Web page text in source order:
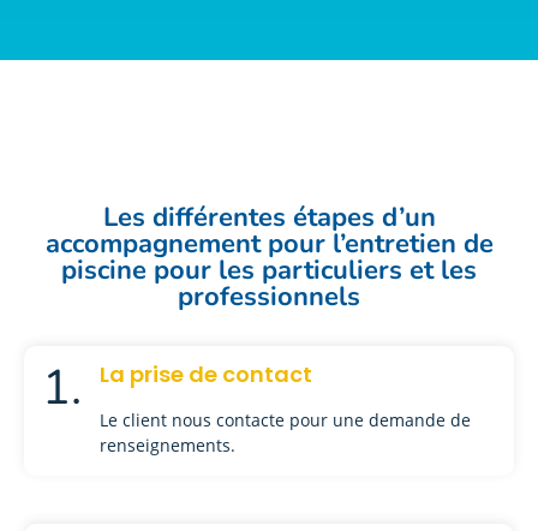
Les différentes étapes d’un
accompagnement pour l’entretien de
piscine pour les particuliers et les
professionnels
1. La prise de contact
Le client nous contacte pour une demande de
renseignements.